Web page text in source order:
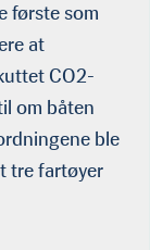
første som
at
CO2-
om båten
ble
tre fartøyer